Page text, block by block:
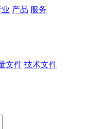
产品 服务
文件 技术文件